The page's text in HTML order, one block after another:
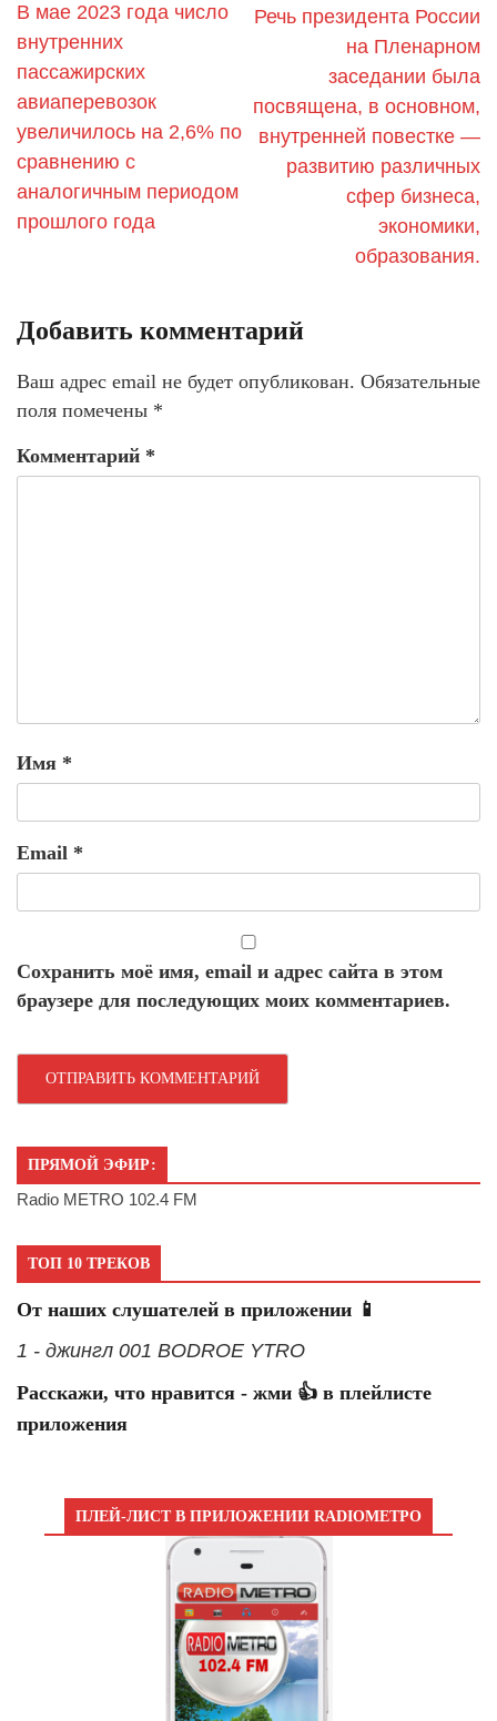
В мае 2023 года число
внутренних
пассажирских
авиаперевозок
увеличилось на 2,6% по
сравнению с
аналогичным периодом
прошлого года
Речь президента России
на Пленарном
заседании была
посвящена, в основном,
внутренней повестке —
развитию различных
сфер бизнеса,
экономики,
образования.
Добавить комментарий
Ваш адрес email не будет опубликован. Обязательные
поля помечены *
Комментарий *
Имя *
Email *
Сохранить моё имя, email и адрес сайта в этом
браузере для последующих моих комментариев.
ПРЯМОЙ ЭФИР:
Radio METRO 102.4 FM
ТОП 10 ТРЕКОВ
От наших слушателей в приложении 📱
1 - джингл 001 BODROE YTRO
Расскажи, что нравится - жми 👍 в плейлисте
приложения
ПЛЕЙ-ЛИСТ В ПРИЛОЖЕНИИ RADIOМЕТРО